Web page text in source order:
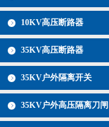
10KV高压断路器
35KV高压断路器
35KV户外隔离开关
35KV户外高压隔离刀闸